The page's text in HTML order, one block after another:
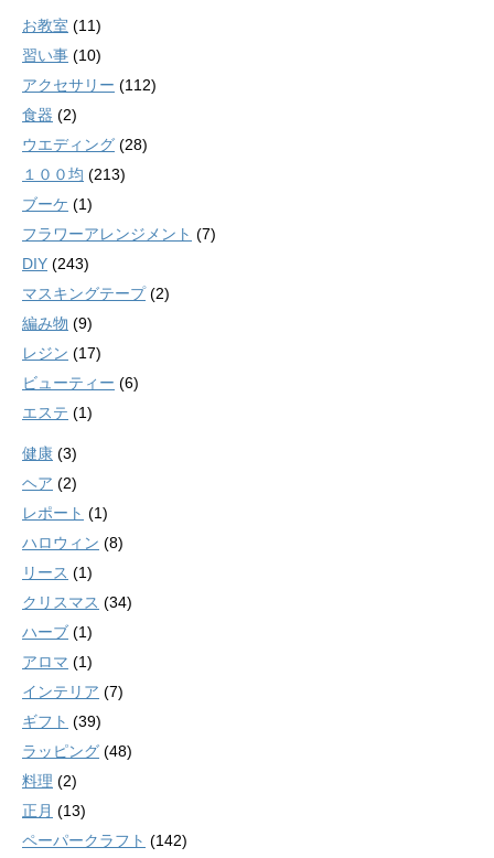
お教室 (11)
習い事 (10)
アクセサリー (112)
食器 (2)
ウエディング (28)
１００均 (213)
ブーケ (1)
フラワーアレンジメント (7)
DIY (243)
マスキングテープ(2)
編み物 (9)
レジン (17)
ビューティー (6)
エステ (1)
健康 (3)
ヘア (2)
レポート (1)
ハロウィン (8)
リース (1)
クリスマス (34)
ハーブ (1)
アロマ (1)
インテリア (7)
ギフト (39)
ラッピング (48)
料理 (2)
正月 (13)
ペーパークラフト (142)